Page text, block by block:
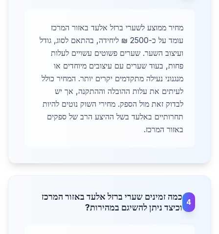
מחיר ממוצע לשערי ברזל אלעד באזור המרכז
עומד על כ-2500 ₪ ליחידה, בהתאם לסוג, גודל
ועיצוב השער. שערים פשוטים עשויים לעלות
פחות, בעוד שערים עם עיצובים מיוחדים או
מנגנוני נעילה מתקדמים יקרים יותר. המחיר כולל
לעיתים את עלות ההובלה וההתקנה, אך יש
לבדוק זאת מול הספק. מחירי השוק נוטים להיות
תחרותיים באלעד בשל ההיצע הרב של ספקים
באזור המרכז.
4
כמה זמינים שערי ברזל אלעד באזור המרכז
וכיצד ניתן להשיגם במהירות?